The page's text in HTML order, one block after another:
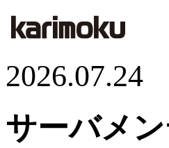
2026.07.24
サーバメ